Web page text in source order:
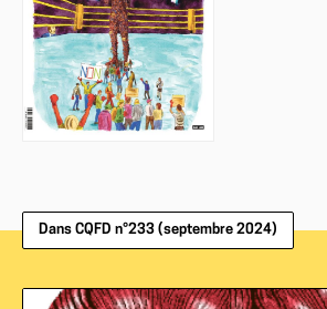
Dans CQFD n°233 (septembre 2024)